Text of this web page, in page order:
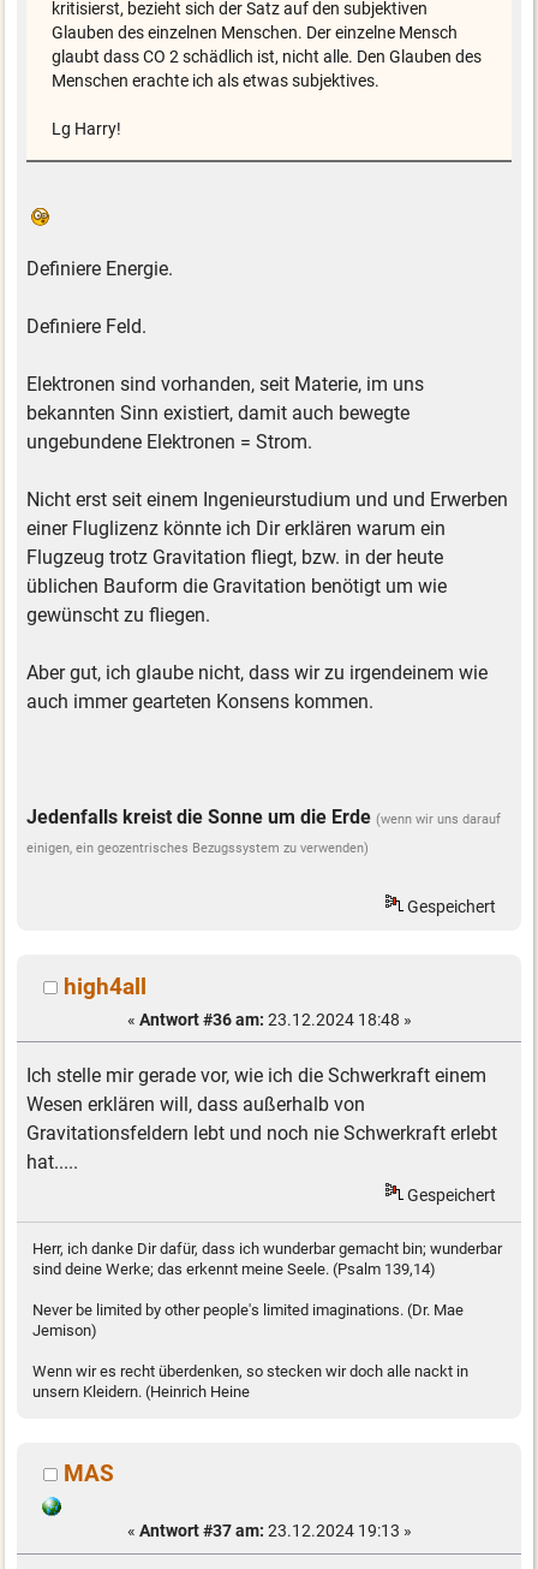
kritisierst, bezieht sich der Satz auf den subjektiven
Glauben des einzelnen Menschen. Der einzelne Mensch
glaubt dass CO 2 schädlich ist, nicht alle. Den Glauben des
Menschen erachte ich als etwas subjektives.
Lg Harry!
Definiere Energie.
Definiere Feld.
Elektronen sind vorhanden, seit Materie, im uns
bekannten Sinn existiert, damit auch bewegte
ungebundene Elektronen = Strom.
Nicht erst seit einem Ingenieurstudium und und Erwerben
einer Fluglizenz könnte ich Dir erklären warum ein
Flugzeug trotz Gravitation fliegt, bzw. in der heute
üblichen Bauform die Gravitation benötigt um wie
gewünscht zu fliegen.
Aber gut, ich glaube nicht, dass wir zu irgendeinem wie
auch immer gearteten Konsens kommen.
Jedenfalls kreist die Sonne um die Erde (wenn wir uns darauf
einigen, ein geozentrisches Bezugssystem zu verwenden)
Gespeichert
high4all
« Antwort #36 am: 23.12.2024 18:48 »
Ich stelle mir gerade vor, wie ich die Schwerkraft einem
Wesen erklären will, dass außerhalb von
Gravitationsfeldern lebt und noch nie Schwerkraft erlebt
hat.....
Gespeichert
Herr, ich danke Dir dafür, dass ich wunderbar gemacht bin; wunderbar
sind deine Werke; das erkennt meine Seele. (Psalm 139,14)
Never be limited by other people's limited imaginations. (Dr. Mae
Jemison)
Wenn wir es recht überdenken, so stecken wir doch alle nackt in
unsern Kleidern. (Heinrich Heine
MAS
« Antwort #37 am: 23.12.2024 19:13 »